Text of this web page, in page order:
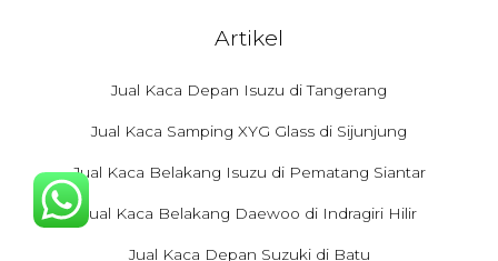
Artikel
Jual Kaca Depan Isuzu di Tangerang
Jual Kaca Samping XYG Glass di Sijunjung
Jual Kaca Belakang Isuzu di Pematang Siantar
Jual Kaca Belakang Daewoo di Indragiri Hilir
Jual Kaca Depan Suzuki di Batu